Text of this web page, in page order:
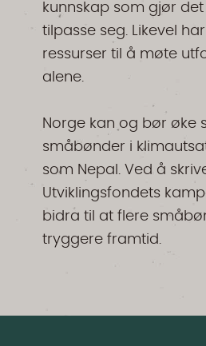
kunnskap som gjør
tilpasse seg. Likevel
ressurser til å møte
alene.
Norge kan og bør øke
småbønder i
som Nepal. Ved å
Utviklingsfondets
bidra til at flere
tryggere framtid.